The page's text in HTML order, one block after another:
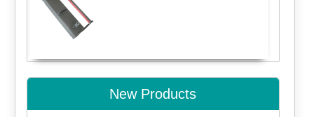
New Products